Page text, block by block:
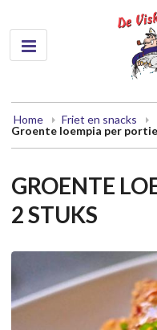
Home
Friet en snacks
Groente loempia per
GROENTE
2 STUKS